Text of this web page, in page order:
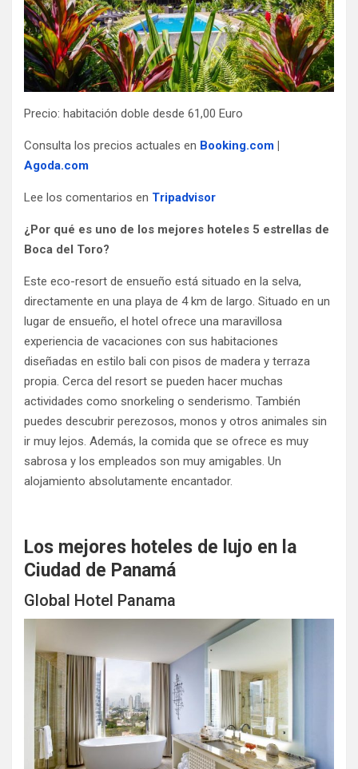
Precio: habitación doble desde 61,00 Euro
Consulta los precios actuales en Booking.com |
Agoda.com
Lee los comentarios en Tripadvisor
¿Por qué es uno de los mejores hoteles 5 estrellas de
Boca del Toro?
Este eco-resort de ensueño está situado en la selva,
directamente en una playa de 4 km de largo. Situado en un
lugar de ensueño, el hotel ofrece una maravillosa
experiencia de vacaciones con sus habitaciones
diseñadas en estilo bali con pisos de madera y terraza
propia. Cerca del resort se pueden hacer muchas
actividades como snorkeling o senderismo. También
puedes descubrir perezosos, monos y otros animales sin
ir muy lejos. Además, la comida que se ofrece es muy
sabrosa y los empleados son muy amigables. Un
alojamiento absolutamente encantador.
Los mejores hoteles de lujo en la
Ciudad de Panamá
Global Hotel Panama